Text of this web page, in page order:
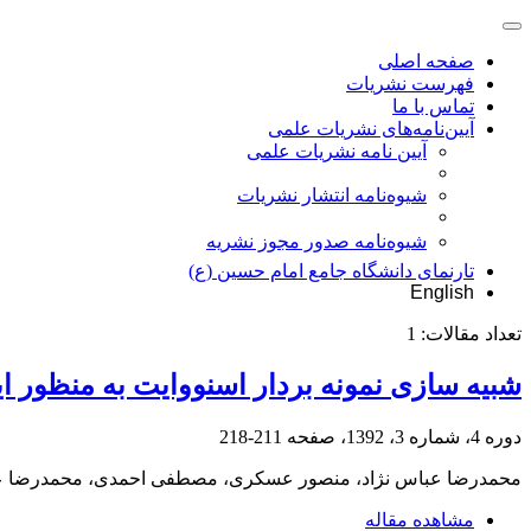
صفحه اصلی
فهرست نشریات
تماس با ما
آیین‌نامه‌های نشریات علمی
آیین نامه نشریات علمی
شیوه‌نامه انتشار نشریات
شیوهنامه صدور مجوز نشریه
تارنمای دانشگاه جامع امام حسین (ع)
English
تعداد مقالات: 1
شبیه سازی نمونه بردار اسنووایت به
دوره 4، شماره 3، 1392، صفحه 211-218
محمدرضا عباس نژاد، منصور عسکری، مصطفی احمدی، محمدرضا
مشاهده مقاله